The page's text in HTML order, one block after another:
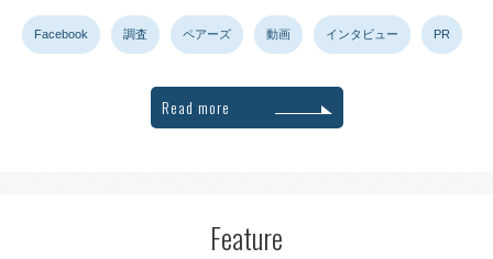
Facebook 調査 ペアーズ 動画 インタビュー PR
Read more
Feature